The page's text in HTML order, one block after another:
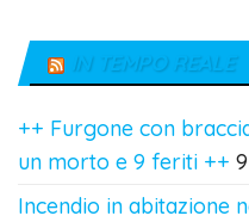
IN TEMPO REALE
++ Furgone con
un morto e 9 feriti ++
Incendio in abitazione